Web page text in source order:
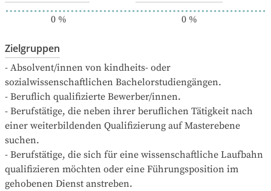
0% 0%
Zielgruppen
- Absolvent/innen von kindheits- oder
sozialwissenschaftlichen Bachelorstudiengängen.
- Beruflich qualifizierte Bewerber/innen.
- Berufstätige, die neben ihrer beruflichen Tätigkeit nach
einer weiterbildenden Qualifizierung auf Masterebene
suchen.
- Berufstätige, die sich für eine wissenschaftliche Laufbahn
qualifizieren möchten oder eine Führungsposition im
gehobenen Dienst anstreben.